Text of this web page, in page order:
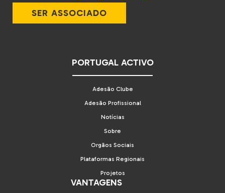
SER ASSOCIADO
PORTUGAL ACTIVO
Adesão Clube
Adesão Profissional
Notícias
Sobre
Orgãos Sociais
Plataformas Regionais
Projetos
VANTAGENS